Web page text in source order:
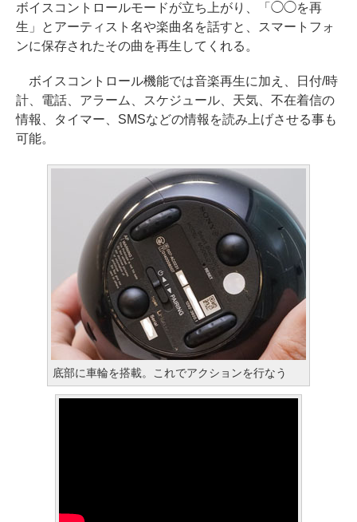
ボイスコントロールモードが立ち上がり、「◯◯を再
生」とアーティスト名や楽曲名を話すと、スマートフォ
ンに保存されたその曲を再生してくれる。
ボイスコントロール機能では音楽再生に加え、日付/時
計、電話、アラーム、スケジュール、天気、不在着信の
情報、タイマー、SMSなどの情報を読み上げさせる事も
可能。
底部に車輪を搭載。これでアクションを行なう